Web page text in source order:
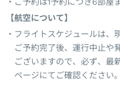
【航空について】
フライトスケジュールは、
ご予約完了後、運行中止や
ございますので、必ず、最
ページにてご確認ください。